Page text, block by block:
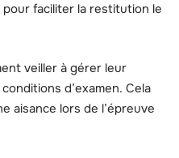
faciliter la restitution le
veiller à gérer leur
d’examen. Cela
aisance lors de l’épreuve